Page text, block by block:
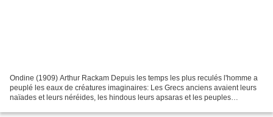
Ondine (1909) Arthur Rackam Depuis les temps les plus reculés l'homme a
peuplé les eaux de créatures imaginaires: Les Grecs anciens avaient leurs
naïades et leurs néréides, les hindous leurs apsaras et les peuples